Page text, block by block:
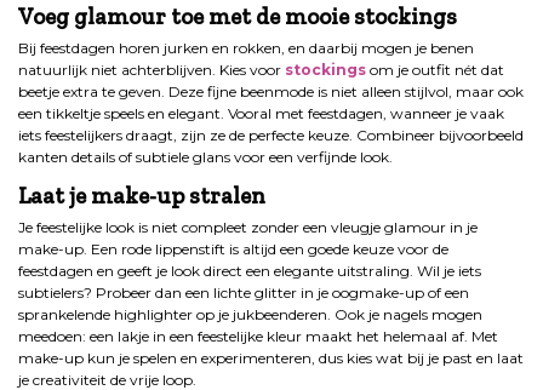
Voeg glamour toe met de mooie stockings
Bij feestdagen horen jurken en rokken, en daarbij mogen je benen
natuurlijk niet achterblijven. Kies voor stockings om je outfit nét dat
beetje extra te geven. Deze fijne beenmode is niet alleen stijlvol, maar ook
een tikkeltje speels en elegant. Vooral met feestdagen, wanneer je vaak
iets feestelijkers draagt, zijn ze de perfecte keuze. Combineer bijvoorbeeld
kanten details of subtiele glans voor een verfijnde look.
Laat je make-up stralen
Je feestelijke look is niet compleet zonder een vleugje glamour in je
make-up. Een rode lippenstift is altijd een goede keuze voor de
feestdagen en geeft je look direct een elegante uitstraling. Wil je iets
subtielers? Probeer dan een lichte glitter in je oogmake-up of een
sprankelende highlighter op je jukbeenderen. Ook je nagels mogen
meedoen: een lakje in een feestelijke kleur maakt het helemaal af. Met
make-up kun je spelen en experimenteren, dus kies wat bij je past en laat
je creativiteit de vrije loop.